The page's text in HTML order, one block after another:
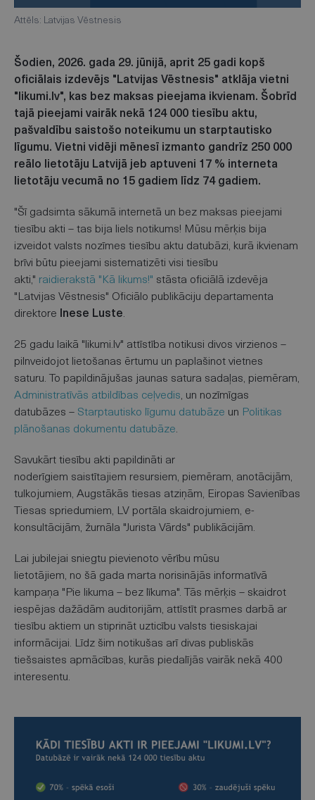
Attēls: Latvijas Vēstnesis
Šodien, 2026. gada 29. jūnijā, aprit 25 gadi kopš
oficiālais izdevējs "Latvijas Vēstnesis" atklāja vietni
"likumi.lv", kas bez maksas pieejama ikvienam. Šobrīd
tajā pieejami vairāk nekā 124 000 tiesību aktu,
pašvaldību saistošo noteikumu un starptautisko
līgumu. Vietni vidēji mēnesī izmanto gandrīz 250 000
reālo lietotāju Latvijā jeb aptuveni 17 % interneta
lietotāju vecumā no 15 gadiem līdz 74 gadiem.
"Šī gadsimta sākumā internetā un bez maksas pieejami
tiesību akti – tas bija liels notikums! Mūsu mērķis bija
izveidot valsts nozīmes tiesību aktu datubāzi, kurā ikvienam
brīvi būtu pieejami sistematizēti visi tiesību
akti," raidierakstā "Kā likums!" stāsta oficiālā izdevēja
"Latvijas Vēstnesis" Oficiālo publikāciju departamenta
direktore Inese Luste.
25 gadu laikā "likumi.lv" attīstība notikusi divos virzienos –
pilnveidojot lietošanas ērtumu un paplašinot vietnes
saturu. To papildinājušas jaunas satura sadaļas, piemēram,
Administratīvās atbildības ceļvedis, un nozīmīgas
datubāzes – Starptautisko līgumu datubāze un Politikas
plānošanas dokumentu datubāze.
Savukārt tiesību akti papildināti ar
noderīgiem saistītajiem resursiem, piemēram, anotācijām,
tulkojumiem, Augstākās tiesas atziņām, Eiropas Savienības
Tiesas spriedumiem, LV portāla skaidrojumiem, e-
konsultācijām, žurnāla "Jurista Vārds" publikācijām.
Lai jubilejai sniegtu pievienoto vērību mūsu
lietotājiem, no šā gada marta norisinājās informatīvā
kampaņa "Pie likuma – bez līkuma". Tās mērķis – skaidrot
iespējas dažādām auditorijām, attīstīt prasmes darbā ar
tiesību aktiem un stiprināt uzticību valsts tiesiskajai
informācijai. Līdz šim notikušas arī divas publiskās
tiešsaistes apmācības, kurās piedalījās vairāk nekā 400
interesentu.